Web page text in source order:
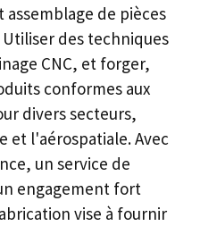
de pièces
des techniques
CNC, et forger,
conformes aux
divers secteurs,
et l'aérospatiale. Avec
un service de
engagement fort
vise à fournir